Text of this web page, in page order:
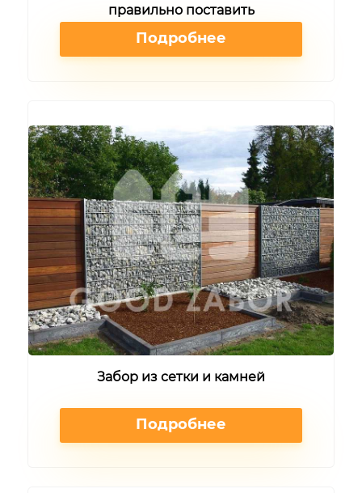
правильно поставить
Подробнее
Забор из сетки и камней
Подробнее